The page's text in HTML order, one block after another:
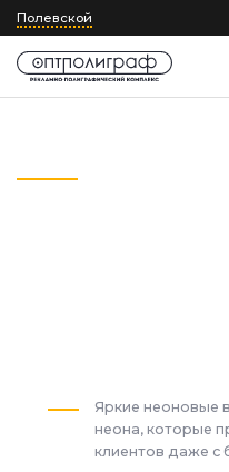
Полевской
Яркие неоновые
неона, которые
клиентов даже с